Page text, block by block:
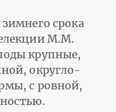
срока
М.М.
крупные,
округло-
с ровной,